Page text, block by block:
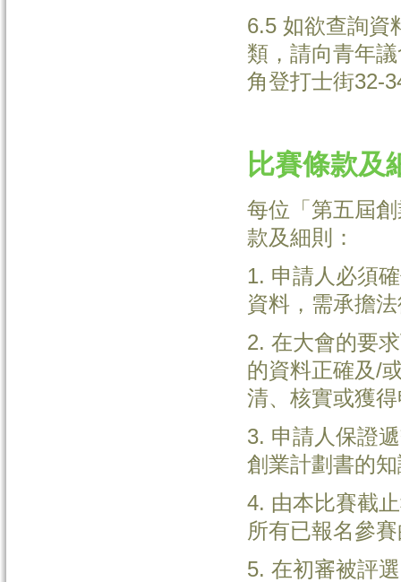
6.5 如欲查詢資
類，請向青年
角登打士街32-
比賽條款及
每位「第五屆
款及細則：
1. 申請人必須
資料，需承擔
2. 在大會的要
的資料正確及/
清、核實或獲
3. 申請人保證
創業計劃書的
4. 由本比賽截
所有已報名參
5. 在初審被評